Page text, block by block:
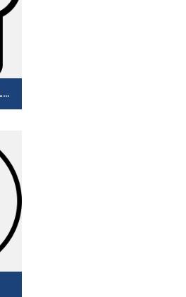
PATISSERIE RENEE SARL PRJ